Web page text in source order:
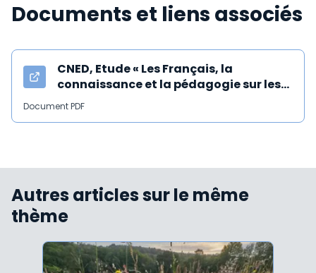
Documents et liens associés
CNED, Etude « Les Français, la
connaissance et la pédagogie sur les
enjeux écologiques », 7 juin 2023
Document PDF
Autres articles sur le même
thème